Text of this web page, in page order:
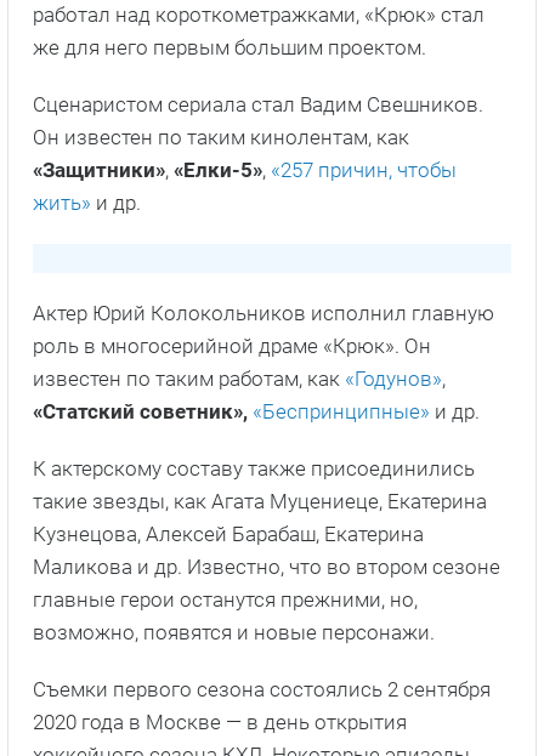
работал над короткометражками, «Крюк» стал
же для него первым большим проектом.
Сценаристом сериала стал Вадим Свешников.
Он известен по таким кинолентам, как
«Защитники», «Елки-5», «257 причин, чтобы
жить» и др.
Актер Юрий Колокольников исполнил главную
роль в многосерийной драме «Крюк». Он
известен по таким работам, как «Годунов»,
«Статский советник», «Беспринципные» и др.
К актерскому составу также присоединились
такие звезды, как Агата Муцениеце, Екатерина
Кузнецова, Алексей Барабаш, Екатерина
Маликова и др. Известно, что во втором сезоне
главные герои останутся прежними, но,
возможно, появятся и новые персонажи.
Съемки первого сезона состоялись 2 сентября
2020 года в Москве — в день открытия